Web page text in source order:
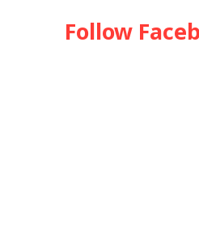
Follow